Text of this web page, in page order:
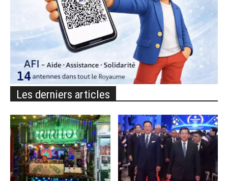
Les derniers articles